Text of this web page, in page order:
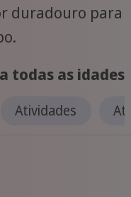
duradouro para
todas as idades
Atividades